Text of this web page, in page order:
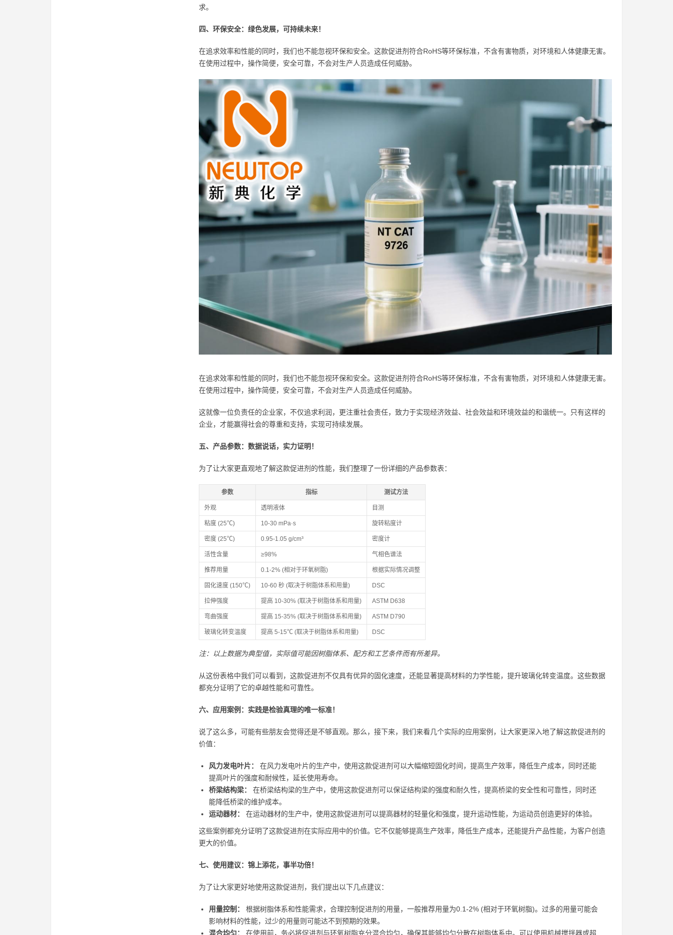
求。
四、环保安全：绿色发展，可持续未来！
在追求效率和性能的同时，我们也不能忽视环保和安全。这款促进剂符合RoHS等环保标准，不含有害物质，对环境和人体健康无害。
在使用过程中，操作简便，安全可靠，不会对生产人员造成任何威胁。
在追求效率和性能的同时，我们也不能忽视环保和安全。这款促进剂符合RoHS等环保标准，不含有害物质，对环境和人体健康无害。
在使用过程中，操作简便，安全可靠，不会对生产人员造成任何威胁。
这就像一位负责任的企业家，不仅追求利润，更注重社会责任，致力于实现经济效益、社会效益和环境效益的和谐统一。只有这样的
企业，才能赢得社会的尊重和支持，实现可持续发展。
五、产品参数：数据说话，实力证明！
为了让大家更直观地了解这款促进剂的性能，我们整理了一份详细的产品参数表：
参数 指标 测试方法
外观 透明液体 目测
粘度 (25℃) 10-30 mPa·s 旋转粘度计
密度 (25℃) 0.95-1.05 g/cm³ 密度计
活性含量 ≥98% 气相色谱法
推荐用量 0.1-2% (相对于环氧树脂) 根据实际情况调整
固化速度 (150℃) 10-60 秒 (取决于树脂体系和用量) DSC
拉伸强度 提高 10-30% (取决于树脂体系和用量) ASTM D638
弯曲强度 提高 15-35% (取决于树脂体系和用量) ASTM D790
玻璃化转变温度 提高 5-15℃ (取决于树脂体系和用量) DSC
注：以上数据为典型值，实际值可能因树脂体系、配方和工艺条件而有所差异。
从这份表格中我们可以看到，这款促进剂不仅具有优异的固化速度，还能显著提高材料的力学性能，提升玻璃化转变温度。这些数据
都充分证明了它的卓越性能和可靠性。
六、应用案例：实践是检验真理的唯一标准！
说了这么多，可能有些朋友会觉得还是不够直观。那么，接下来，我们来看几个实际的应用案例，让大家更深入地了解这款促进剂的
价值：
风力发电叶片：
在风力发电叶片的生产中，使用这款促进剂可以大幅缩短固化时间，提高生产效率，降低生产成本，同时还能
提高叶片的强度和耐候性，延长使用寿命。
桥梁结构梁：
在桥梁结构梁的生产中，使用这款促进剂可以保证结构梁的强度和耐久性，提高桥梁的安全性和可靠性，同时还
能降低桥梁的维护成本。
运动器材：
在运动器材的生产中，使用这款促进剂可以提高器材的轻量化和强度，提升运动性能，为运动员创造更好的体验。
这些案例都充分证明了这款促进剂在实际应用中的价值。它不仅能够提高生产效率，降低生产成本，还能提升产品性能，为客户创造
更大的价值。
七、使用建议：锦上添花，事半功倍！
为了让大家更好地使用这款促进剂，我们提出以下几点建议：
用量控制：
根据树脂体系和性能需求，合理控制促进剂的用量，一般推荐用量为0.1-2% (相对于环氧树脂)。过多的用量可能会
影响材料的性能，过少的用量则可能达不到预期的效果。
混合均匀：
在使用前，务必将促进剂与环氧树脂充分混合均匀，确保其能够均匀分散在树脂体系中。可以使用机械搅拌器或超